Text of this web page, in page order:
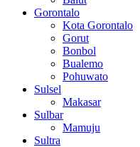
Gorontalo
Kota Gorontalo
Gorut
Bonbol
Bualemo
Pohuwato
Sulsel
Makasar
Sulbar
Mamuju
Sultra